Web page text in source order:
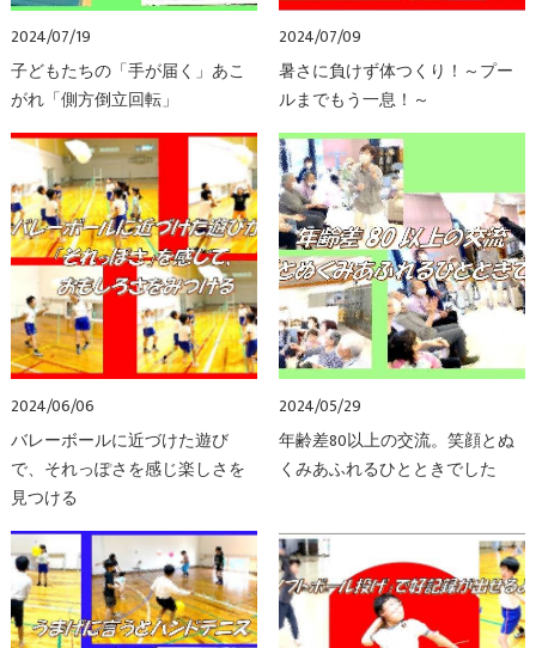
2024/07/19
子どもたちの「手が届く」あこ
がれ「側方倒立回転」
2024/07/09
暑さに負けず体つくり！～プー
ルまでもう一息！～
2024/06/06
バレーボールに近づけた遊び
で、それっぽさを感じ楽しさを
見つける
2024/05/29
年齢差80以上の交流。笑顔とぬ
くみあふれるひとときでした